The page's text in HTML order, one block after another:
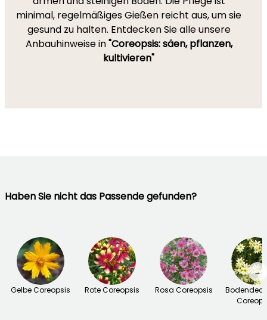
minimal, regelmäßiges Gießen reicht aus, um sie
gesund zu halten. Entdecken Sie alle unsere
Anbauhinweise in"Coreopsis: säen, pflanzen,
kultivieren"
Haben Sie nicht das Passende gefunden?
Gelbe Coreopsis Rote Coreopsis Rosa Coreopsis
→